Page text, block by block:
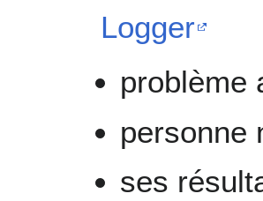
Logger
problème
personne
ses